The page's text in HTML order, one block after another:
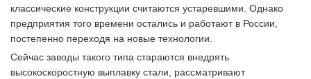
классические конструкции считаются устаревшими. Однако
предприятия того времени остались и работают в России,
постепенно переходя на новые технологии.
Сейчас заводы такого типа стараются внедрять
высокоскоростную выплавку стали, рассматривают